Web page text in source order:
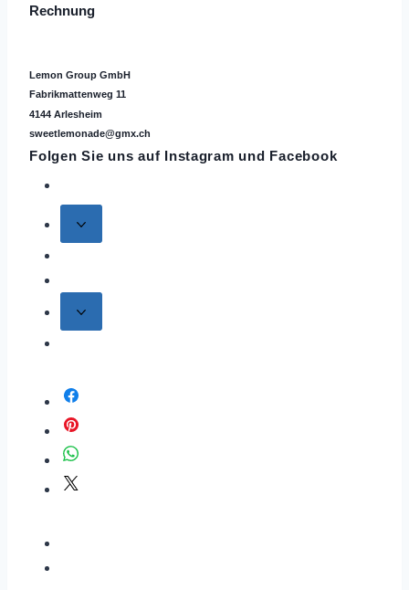
Rechnung
Lemon Group GmbH
Fabrikmattenweg 11
4144 Arlesheim
sweetlemonade@gmx.ch
Folgen Sie uns auf Instagram und Facebook